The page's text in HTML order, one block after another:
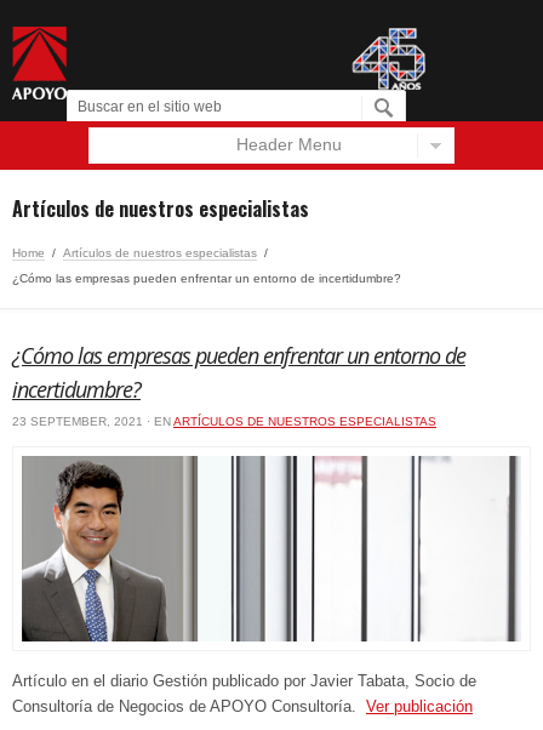
Header Menu
Artículos de nuestros especialistas
Home / Artículos de nuestros especialistas /
¿Cómo las empresas pueden enfrentar un entorno de incertidumbre?
¿Cómo las empresas pueden enfrentar un entorno de
incertidumbre?
23 SEPTEMBER, 2021 · ENARTÍCULOS DE NUESTROS ESPECIALISTAS
Artículo en el diario Gestión publicado por Javier Tabata, Socio de
Consultoría de Negocios de APOYO Consultoría. Ver publicación